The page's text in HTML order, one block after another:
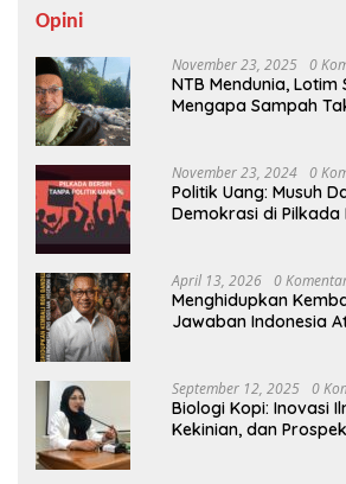
Opini
November 23, 2025 0
NTB Mendunia, Lotim
Mengapa Sampah
November 23, 2024 0
Politik Uang: Musuh
Demokrasi di Pilkada
April 13, 2026 0
Menghidupkan
Jawaban Indonesia
September 12, 2025 0
Biologi Kopi: Inovasi
Kekinian, dan